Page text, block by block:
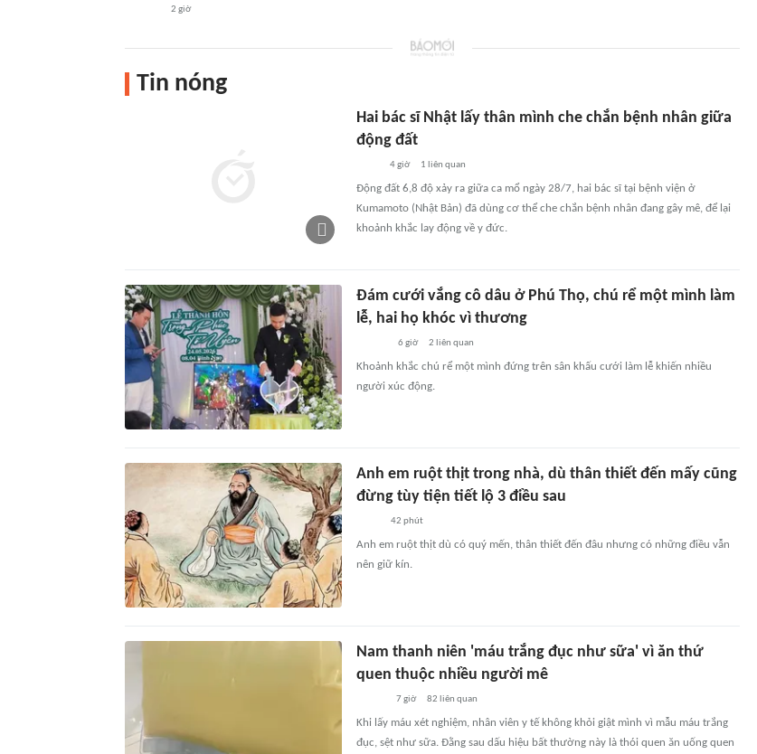
2 giờ
Tin nóng
Hai bác sĩ Nhật lấy thân mình che chắn bệnh nhân giữa
động đất
4 giờ 1 liên quan
Động đất 6,8 độ xảy ra giữa ca mổ ngày 28/7, hai bác sĩ tại bệnh viện ở
Kumamoto (Nhật Bản) đã dùng cơ thể che chắn bệnh nhân đang gây mê, để lại
khoảnh khắc lay động về y đức.
Đám cưới vắng cô dâu ở Phú Thọ, chú rể một mình làm
lễ, hai họ khóc vì thương
6 giờ 2 liên quan
Khoảnh khắc chú rể một mình đứng trên sân khấu cưới làm lễ khiến nhiều
người xúc động.
Anh em ruột thịt trong nhà, dù thân thiết đến mấy cũng
đừng tùy tiện tiết lộ 3 điều sau
42 phút
Anh em ruột thịt dù có quý mến, thân thiết đến đâu nhưng có những điều vẫn
nên giữ kín.
Nam thanh niên 'máu trắng đục như sữa' vì ăn thứ
quen thuộc nhiều người mê
7 giờ 82 liên quan
Khi lấy máu xét nghiệm, nhân viên y tế không khỏi giật mình vì mẫu máu trắng
đục, sệt như sữa. Đằng sau dấu hiệu bất thường này là thói quen ăn uống quen